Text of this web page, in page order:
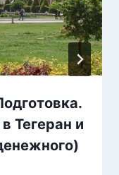
Тегеран и